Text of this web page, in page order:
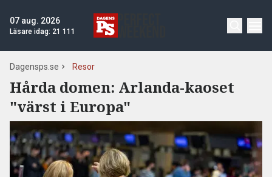
07 aug. 2026
Läsare idag: 21 111
Dagensps.se Resor
Hårda domen: Arlanda-kaoset
"värst i Europa"